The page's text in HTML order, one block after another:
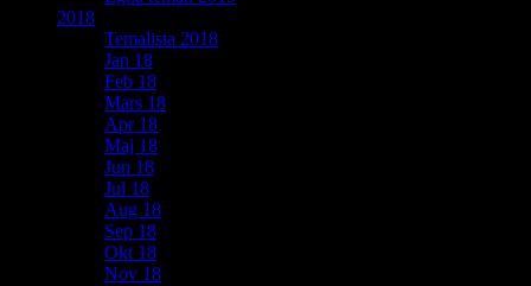
2018
Temalista 2018
Jan 18
Feb 18
Mars 18
Apr 18
Maj 18
Jun 18
Jul 18
Aug 18
Sep 18
Okt 18
Nov 18